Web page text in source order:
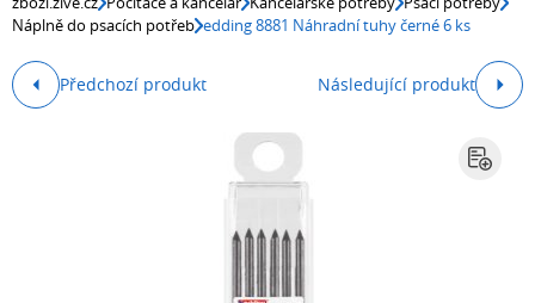
Náplně do psacích potřeb edding 8881 Náhradní tuhy černé 6 ks
Předchozí produkt Následující produkt